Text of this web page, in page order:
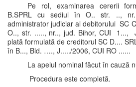
Pe rol, examinarea cererii
B.SPRL cu sediul în O.. str. ..,
administrator judiciar al debitorului SC
O.., str. ....., nr.., jud. Bihor, CUI 1...,
plată formulată de creditorul SC D....
în B..., Bld. …., J...../2006, CUI RO ......
La apelul nominal făcut în cauză
Procedura este completă.